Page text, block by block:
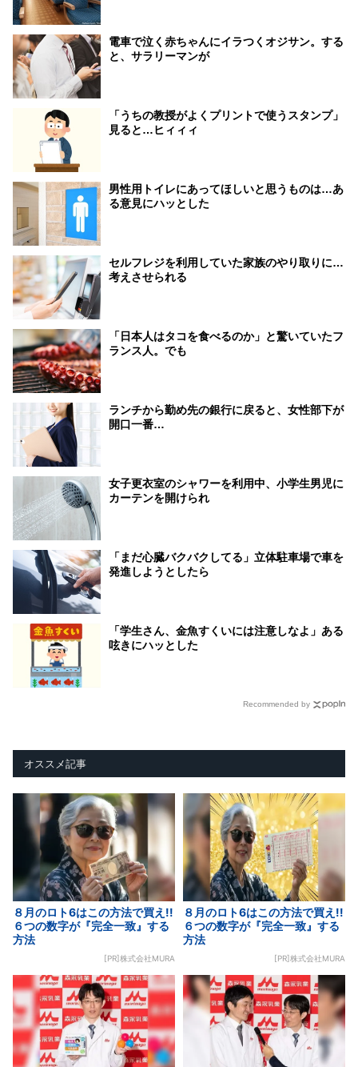
電車で泣く赤ちゃんにイラつくオジサン。する
と、サラリーマンが
「うちの教授がよくプリントで使うスタンプ」
見ると…ヒィィィ
男性用トイレにあってほしいと思うものは…あ
る意見にハッとした
セルフレジを利用していた家族のやり取りに…
考えさせられる
「日本人はタコを食べるのか」と驚いていたフ
ランス人。でも
ランチから勤め先の銀行に戻ると、女性部下が
開口一番…
女子更衣室のシャワーを利用中、小学生男児に
カーテンを開けられ
「まだ心臓バクバクしてる」立体駐車場で車を
発進しようとしたら
「学生さん、金魚すくいには注意しなよ」ある
呟きにハッとした
Recommended by
オススメ記事
８月のロト6はこの方法で買え!!
６つの数字が『完全一致』する
方法
[PR]株式会社MURA
８月のロト6はこの方法で買え!!
６つの数字が『完全一致』する
方法
[PR]株式会社MURA